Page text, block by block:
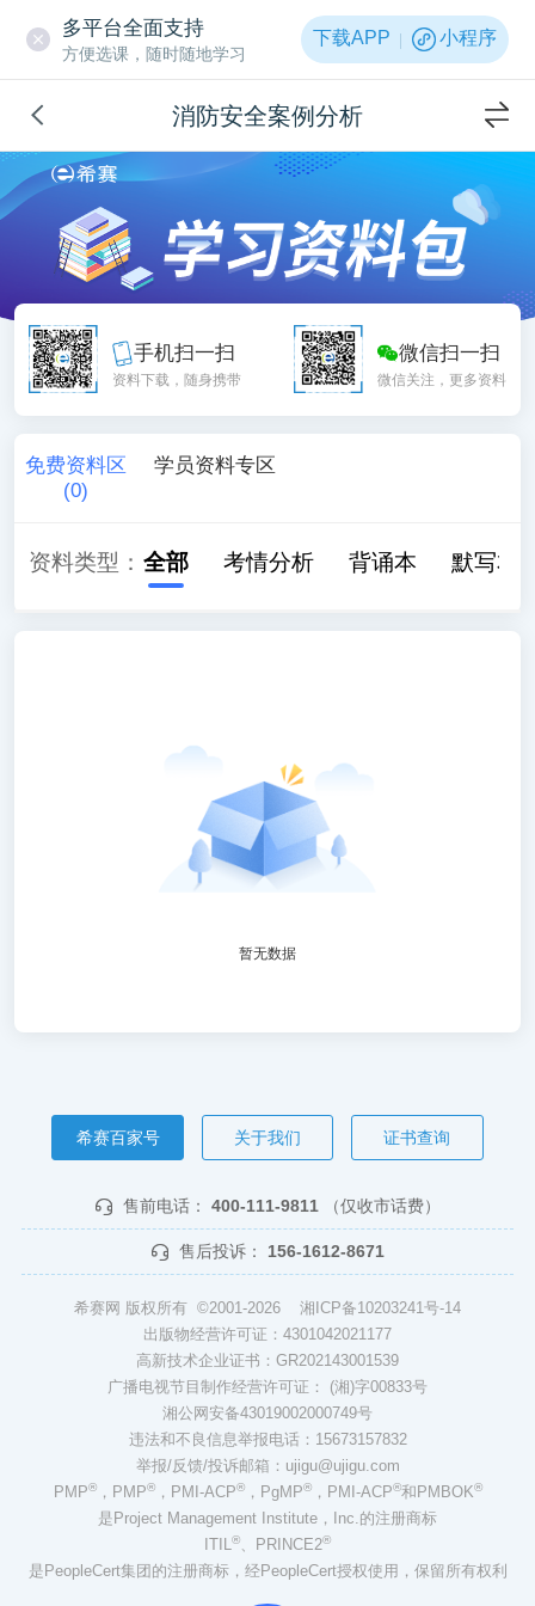
多平台全面支持
方便选课，随时随地学习
下载APP 小程序
消防安全案例分析
手机扫一扫
资料下载，随身携带
微信扫一扫
微信关注，更多资料
免费资料区
(0)
学员资料专区
资料类型： 全部 考情分析 背诵本 默写本
暂无数据
希赛百家号 关于我们 证书查询
售前电话： 400-111-9811 （仅收市话费）
售后投诉： 156-1612-8671
希赛网 版权所有 ©2001-2026 湘ICP备10203241号-14
出版物经营许可证：4301042021177
高新技术企业证书：GR202143001539
广播电视节目制作经营许可证： (湘)字00833号
湘公网安备43019002000749号
违法和不良信息举报电话：15673157832
举报/反馈/投诉邮箱：ujigu@ujigu.com
PMP®，PMP®，PMI-ACP®，PgMP®，PMI-ACP®和PMBOK®
是Project Management Institute，Inc.的注册商标
ITIL®、PRINCE2®
是PeopleCert集团的注册商标，经PeopleCert授权使用，保留所有权利